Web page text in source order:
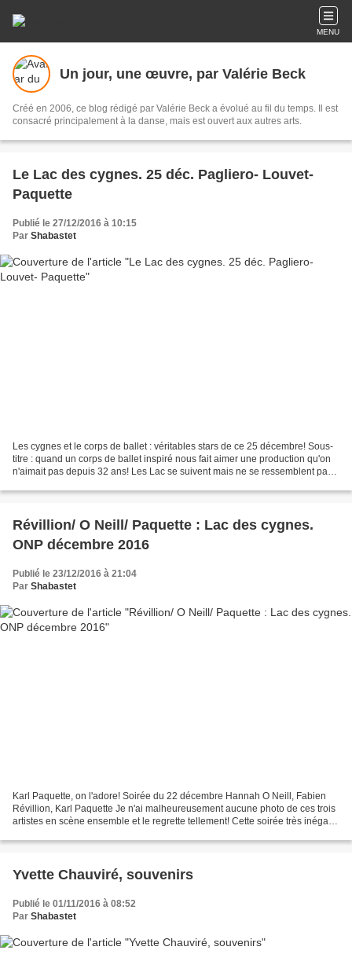
MENU
Un jour, une œuvre, par Valérie Beck
Créé en 2006, ce blog rédigé par Valérie Beck a évolué au fil du temps. Il est
consacré principalement à la danse, mais est ouvert aux autres arts.
Le Lac des cygnes. 25 déc. Pagliero- Louvet-
Paquette
Publié le 27/12/2016 à 10:15
Par Shabastet
Les cygnes et le corps de ballet : véritables stars de ce 25 décembre! Sous-
titre : quand un corps de ballet inspiré nous fait aimer une production qu'on
n'aimait pas depuis 32 ans! Les Lac se suivent mais ne se ressemblent pas.
Révillion/ O Neill/ Paquette : Lac des cygnes.
ONP décembre 2016
Publié le 23/12/2016 à 21:04
Par Shabastet
Karl Paquette, on l'adore! Soirée du 22 décembre Hannah O Neill, Fabien
Révillion, Karl Paquette Je n'ai malheureusement aucune photo de ces trois
artistes en scène ensemble et le regrette tellement! Cette soirée très inégale
Yvette Chauviré, souvenirs
Publié le 01/11/2016 à 08:52
Par Shabastet